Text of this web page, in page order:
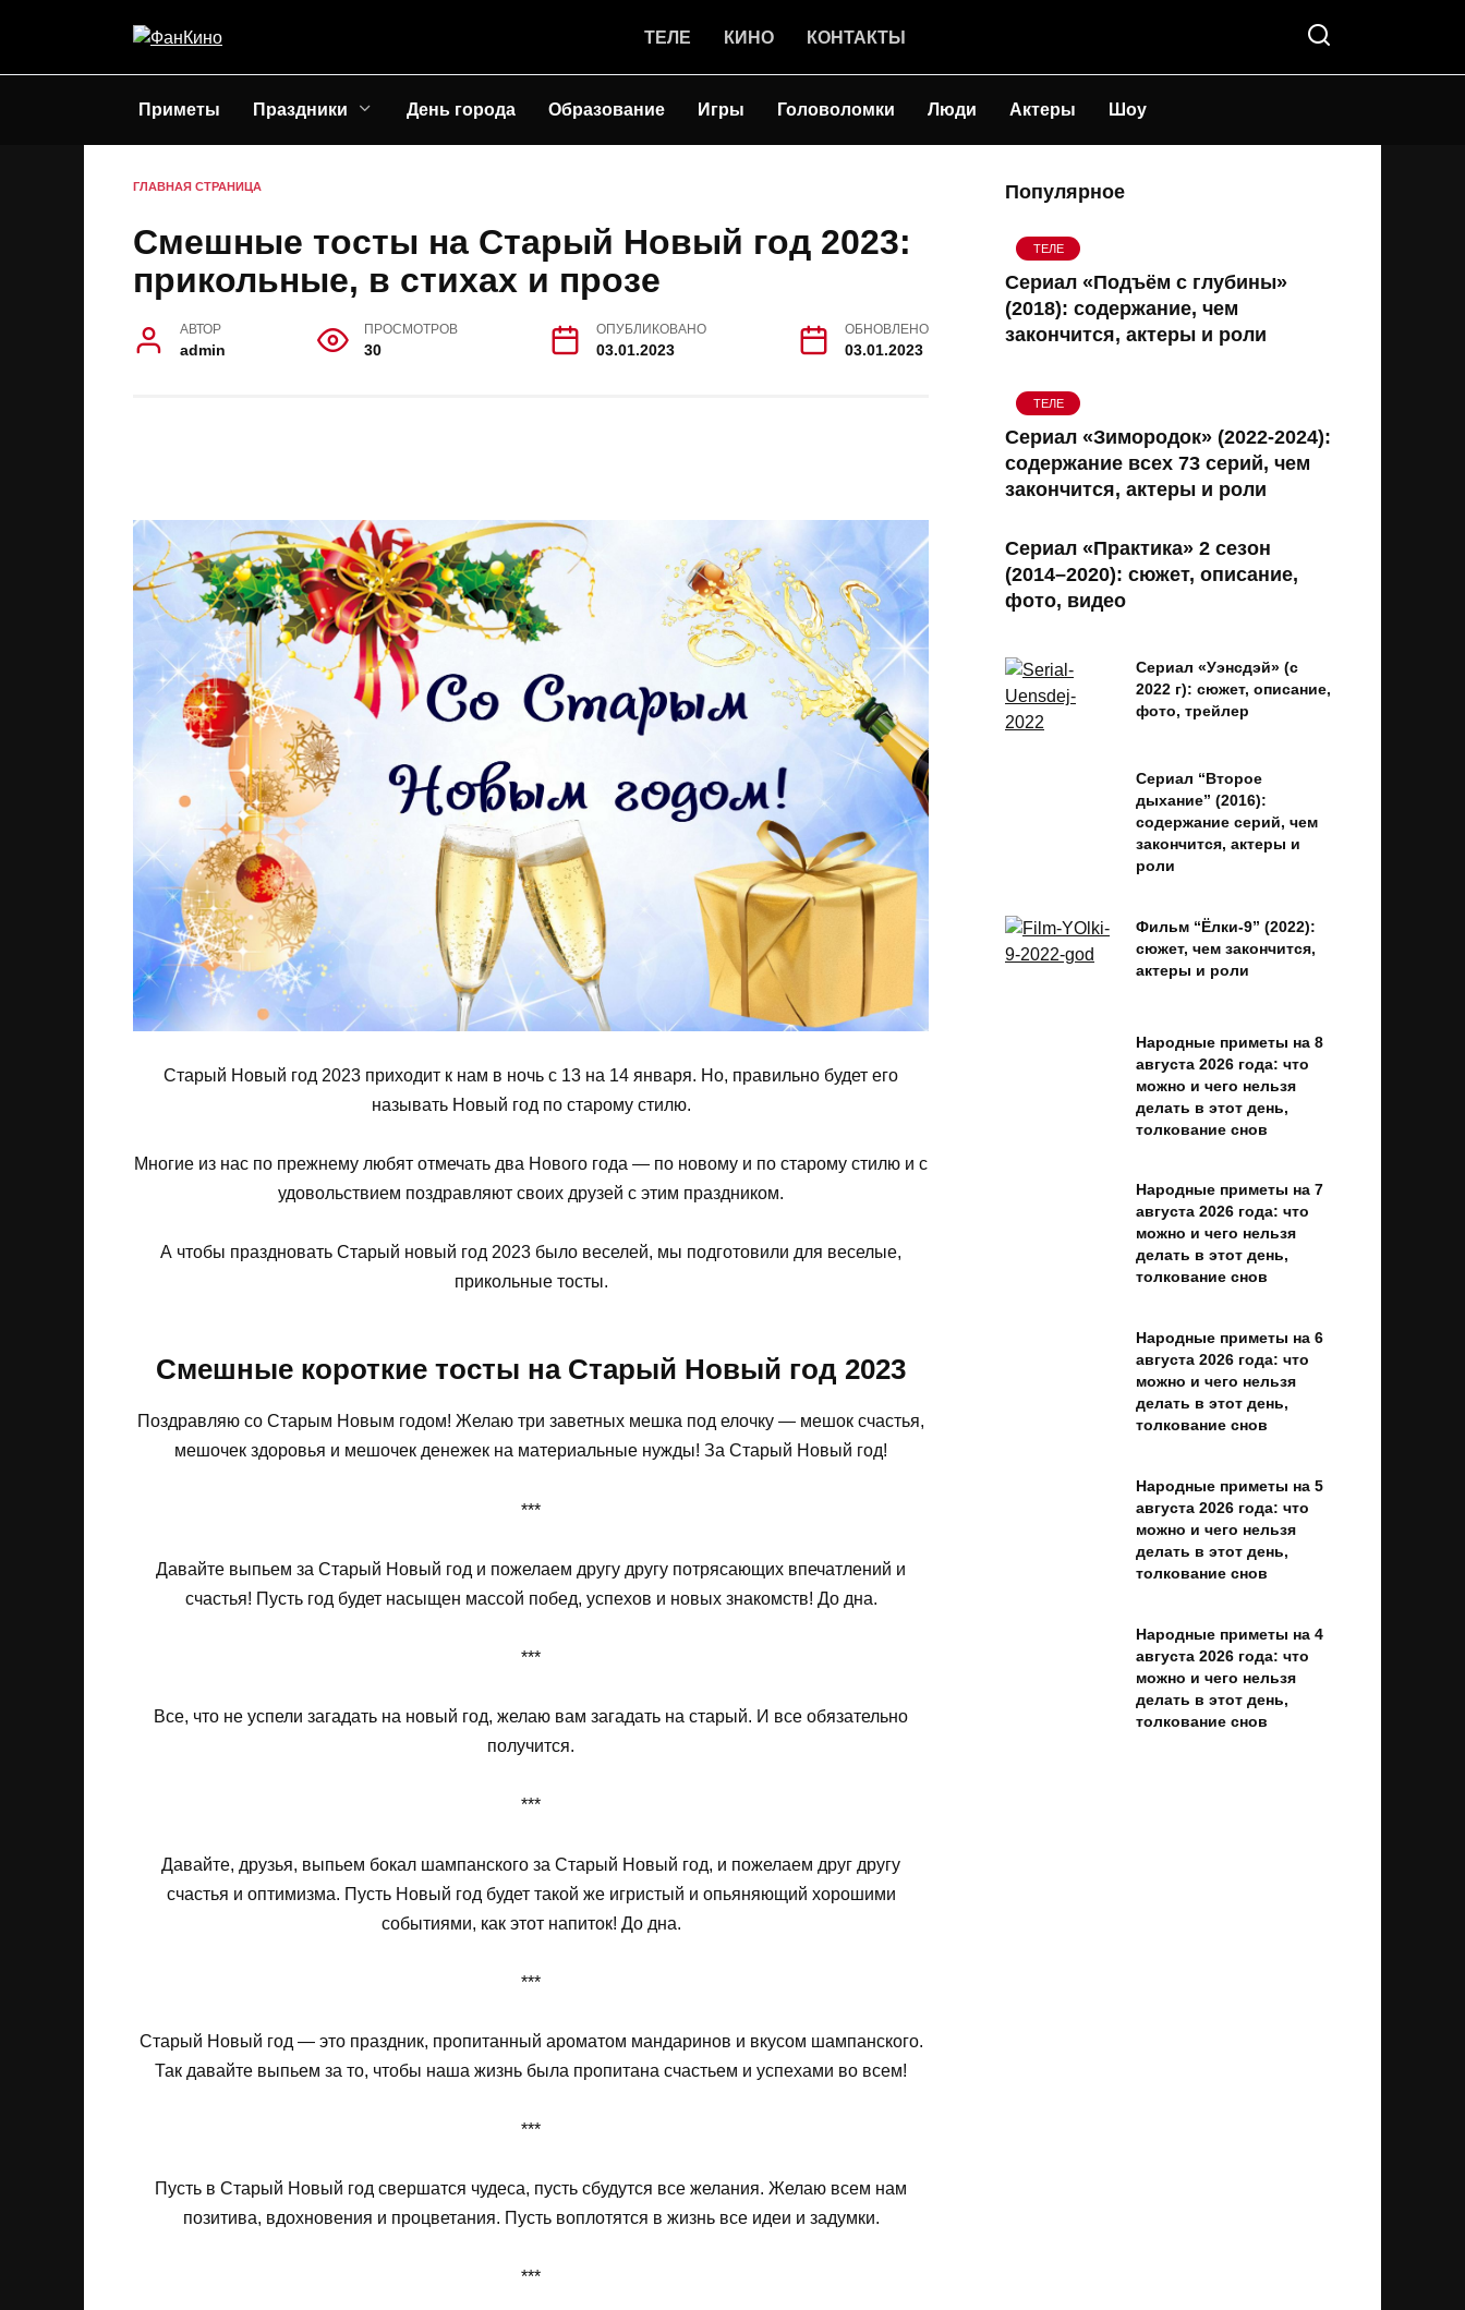
ТЕЛЕ КИНО КОНТАКТЫ
Приметы Праздники День города Образование Игры Головоломки Люди Актеры Шоу
ГЛАВНАЯ СТРАНИЦА
Смешные тосты на Старый Новый год 2023:
прикольные, в стихах и прозе
АВТОР
admin
ПРОСМОТРОВ
30
ОПУБЛИКОВАНО
03.01.2023
ОБНОВЛЕНО
03.01.2023
Старый Новый год 2023 приходит к нам в ночь с 13 на 14 января. Но, правильно будет его
называть Новый год по старому стилю.
Многие из нас по прежнему любят отмечать два Нового года — по новому и по старому стилю и с
удовольствием поздравляют своих друзей с этим праздником.
А чтобы праздновать Старый новый год 2023 было веселей, мы подготовили для веселые,
прикольные тосты.
Смешные короткие тосты на Старый Новый год 2023
Поздравляю со Старым Новым годом! Желаю три заветных мешка под елочку — мешок счастья,
мешочек здоровья и мешочек денежек на материальные нужды! За Старый Новый год!
***
Давайте выпьем за Старый Новый год и пожелаем другу другу потрясающих впечатлений и
счастья! Пусть год будет насыщен массой побед, успехов и новых знакомств! До дна.
***
Все, что не успели загадать на новый год, желаю вам загадать на старый. И все обязательно
получится.
***
Давайте, друзья, выпьем бокал шампанского за Старый Новый год, и пожелаем друг другу
счастья и оптимизма. Пусть Новый год будет такой же игристый и опьяняющий хорошими
событиями, как этот напиток! До дна.
***
Старый Новый год — это праздник, пропитанный ароматом мандаринов и вкусом шампанского.
Так давайте выпьем за то, чтобы наша жизнь была пропитана счастьем и успехами во всем!
***
Пусть в Старый Новый год свершатся чудеса, пусть сбудутся все желания. Желаю всем нам
позитива, вдохновения и процветания. Пусть воплотятся в жизнь все идеи и задумки.
***
Популярное
ТЕЛЕ
Сериал «Подъём с глубины»
(2018): содержание, чем
закончится, актеры и роли
ТЕЛЕ
Сериал «Зимородок» (2022-2024):
содержание всех 73 серий, чем
закончится, актеры и роли
Сериал «Практика» 2 сезон
(2014–2020): сюжет, описание,
фото, видео
Сериал «Уэнсдэй» (с
2022 г): сюжет, описание,
фото, трейлер
Сериал “Второе
дыхание” (2016):
содержание серий, чем
закончится, актеры и
роли
Фильм “Ёлки-9” (2022):
сюжет, чем закончится,
актеры и роли
Народные приметы на 8
августа 2026 года: что
можно и чего нельзя
делать в этот день,
толкование снов
Народные приметы на 7
августа 2026 года: что
можно и чего нельзя
делать в этот день,
толкование снов
Народные приметы на 6
августа 2026 года: что
можно и чего нельзя
делать в этот день,
толкование снов
Народные приметы на 5
августа 2026 года: что
можно и чего нельзя
делать в этот день,
толкование снов
Народные приметы на 4
августа 2026 года: что
можно и чего нельзя
делать в этот день,
толкование снов